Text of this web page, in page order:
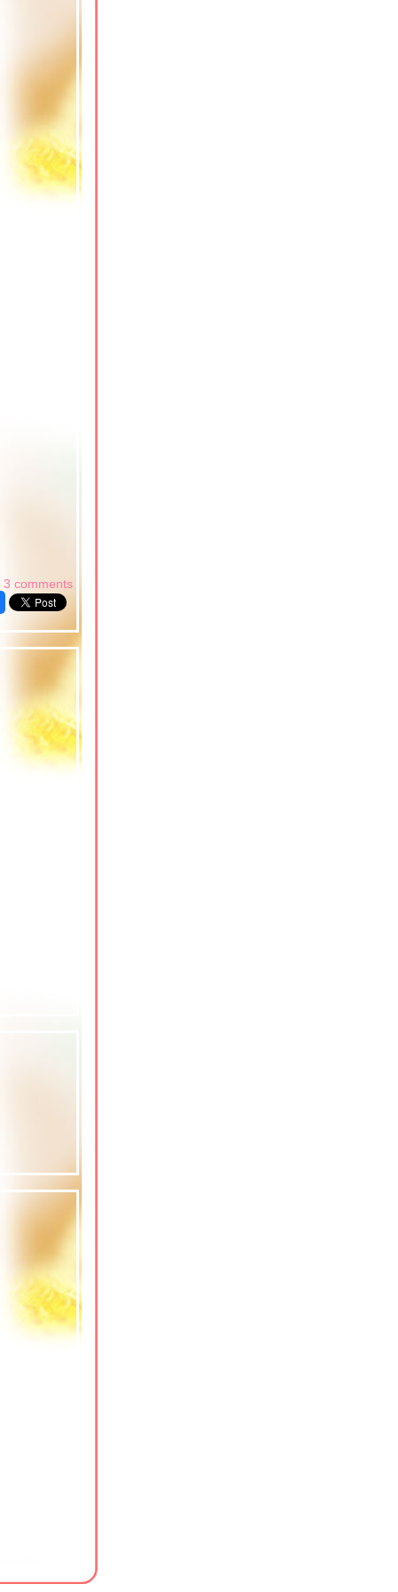
3 comments